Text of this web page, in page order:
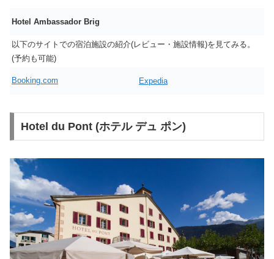
Hotel Ambassador Brig
以下のサイトでの宿泊施設の紹介(レビュー・施設情報)を見てみる。
(予約も可能)
Booking.com Expedia
Hotel du Pont (ホテル デュ ポン)